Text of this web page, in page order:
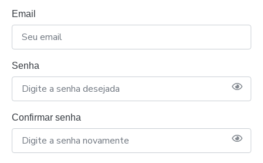
Email
Senha
Confirmar senha